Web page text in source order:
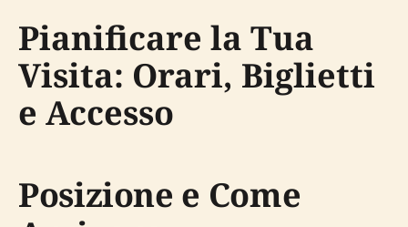
Pianificare la Tua
Visita: Orari, Biglietti
e Accesso
Posizione e Come